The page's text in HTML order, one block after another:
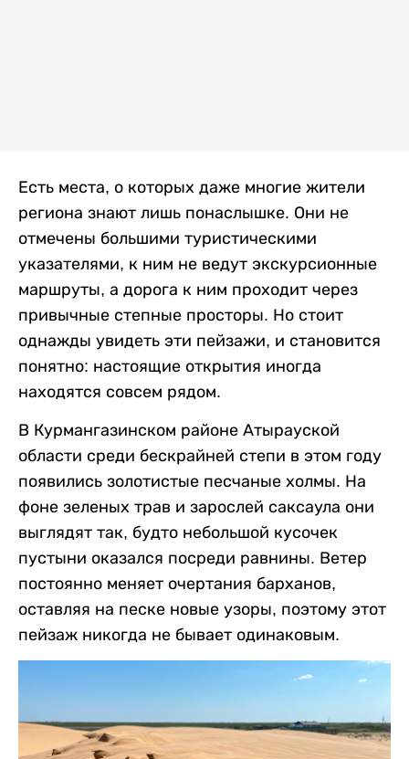
Есть места, о которых даже многие жители
региона знают лишь понаслышке. Они не
отмечены большими туристическими
указателями, к ним не ведут экскурсионные
маршруты, а дорога к ним проходит через
привычные степные просторы. Но стоит
однажды увидеть эти пейзажи, и становится
понятно: настоящие открытия иногда
находятся совсем рядом.
В Курмангазинском районе Атырауской
области среди бескрайней степи в этом году
появились золотистые песчаные холмы. На
фоне зеленых трав и зарослей саксаула они
выглядят так, будто небольшой кусочек
пустыни оказался посреди равнины. Ветер
постоянно меняет очертания барханов,
оставляя на песке новые узоры, поэтому этот
пейзаж никогда не бывает одинаковым.